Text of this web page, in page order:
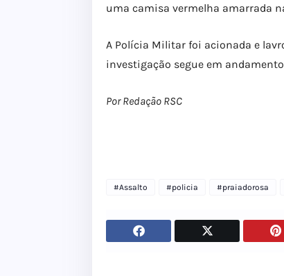
uma camisa vermelha amarrada
A Polícia Militar foi acionada e
investigação segue em
Por Redação RSC
#Assalto #policia #praiadorosa